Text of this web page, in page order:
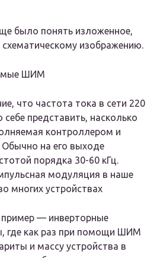
было понять изложенное,
изображению.
ШИМ
что частота тока в сети 220
представить, насколько
контроллером и
на его выходе
порядка 30-60 кГц.
модуляция в наше
многих устройствах
— инверторные
где как раз при помощи ШИМ
и массу устройства в